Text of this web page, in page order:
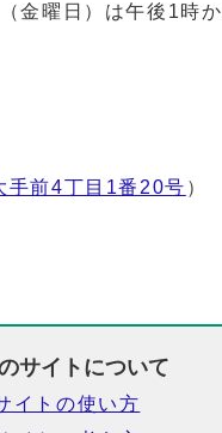
金曜日）は午後1時
手前4丁目1番20号 ）
サイトについて
イトの使い方